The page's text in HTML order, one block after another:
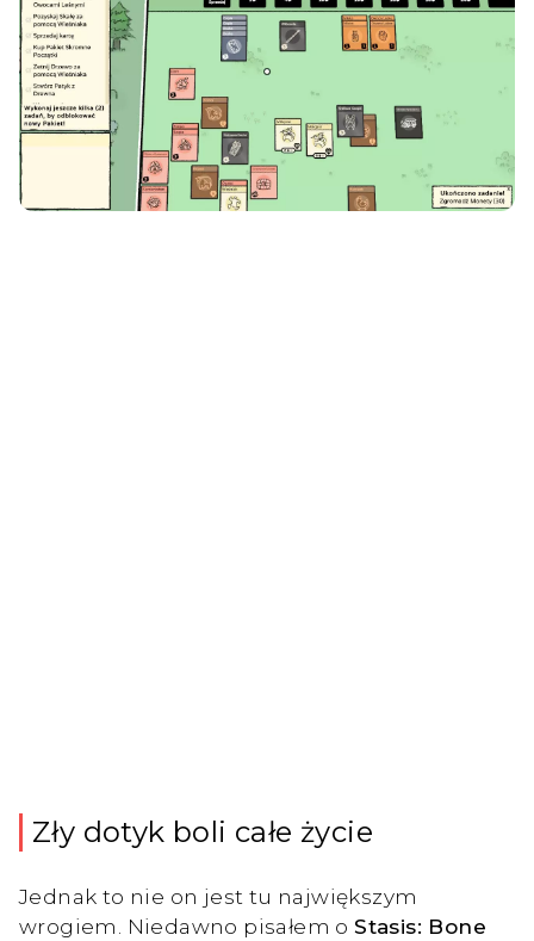
Zły dotyk boli całe życie
Jednak to nie on jest tu największym
wrogiem. Niedawno pisałem oStasis: Bone